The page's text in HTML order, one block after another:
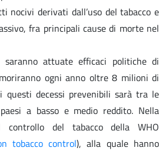
nocivi derivati dall’uso del tabacco e
fra principali cause di morte nel
attuate efficaci politiche di
ogni anno oltre 8 milioni di
questi decessi prevenibili sarà tra le
a basso e medio reddito. Nella
controllo del tabacco della WHO
tobacco control), alla quale hanno